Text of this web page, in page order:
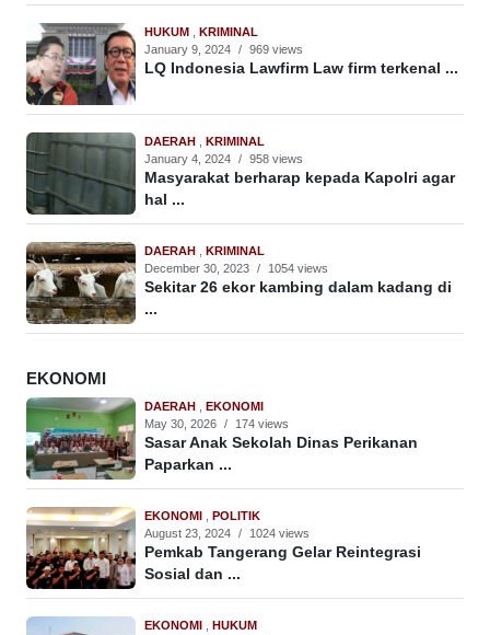
HUKUM
KRIMINAL
January 9, 2024 / 969 views
LQ Indonesia Lawfirm Law firm terkenal ...
DAERAH
KRIMINAL
January 4, 2024 / 958 views
Masyarakat berharap kepada Kapolri agar
hal ...
DAERAH
KRIMINAL
December 30, 2023 / 1054 views
Sekitar 26 ekor kambing dalam kadang di
...
EKONOMI
DAERAH
EKONOMI
May 30, 2026 / 174 views
Sasar Anak Sekolah Dinas Perikanan
Paparkan ...
EKONOMI
POLITIK
August 23, 2024 / 1024 views
Pemkab Tangerang Gelar Reintegrasi
Sosial dan ...
EKONOMI
HUKUM